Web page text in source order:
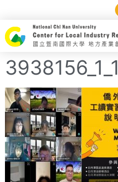
3938156_1_1